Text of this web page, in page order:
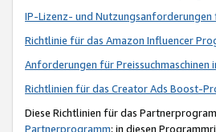
IP-Lizenz- und
Richtlinie für das Amazon Influencer
Anforderungen für
Richtlinien für das Creator Ads Boost-
Diese Richtlinien für das
Partnerprogramm; in diesen